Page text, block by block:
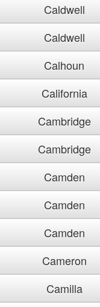
Caldwell
Caldwell
Calhoun
California
Cambridge
Cambridge
Camden
Camden
Camden
Cameron
Camilla